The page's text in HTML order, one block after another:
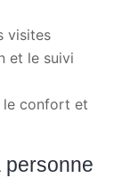
visites
et le suivi
le confort et
personne